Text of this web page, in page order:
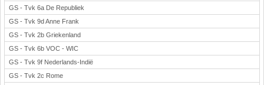
GS - Tvk 6a De Republiek
GS - Tvk 9d Anne Frank
GS - Tvk 2b Griekenland
GS - Tvk 6b VOC - WIC
GS - Tvk 9f Nederlands-Indië
GS - Tvk 2c Rome